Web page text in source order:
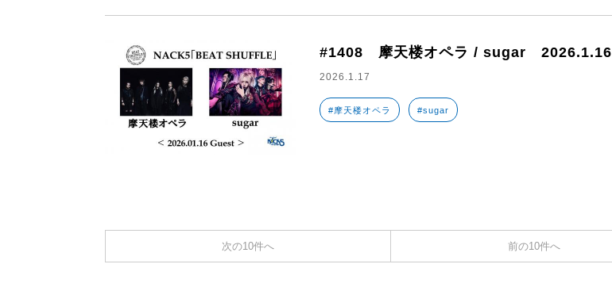
#1408 摩天楼オペラ / sugar 2026.1.16
2026.1.17
#摩天楼オペラ #sugar
次の10件へ 前の10件へ